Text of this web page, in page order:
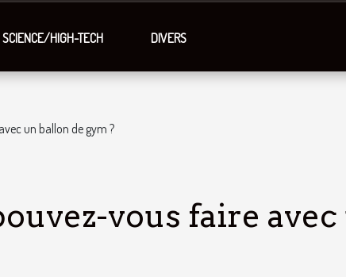
SCIENCE/HIGH-TECH DIVERS
un ballon de gym ?
vous faire avec